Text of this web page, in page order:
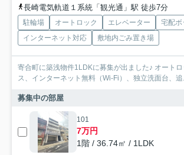
長崎電気軌道１系統「観光通」駅 徒歩7分
駐輪場 オートロック エレベーター
宅配ボ
インターネット対応
敷地内ごみ置き場
寄合町に築浅物件1LDKに募集が出ました♪ オート
ス、インターネット無料（Wi-Fi）、独立洗面台、追
募集中の部屋
101
7万円
1階 / 36.74㎡ / 1LDK